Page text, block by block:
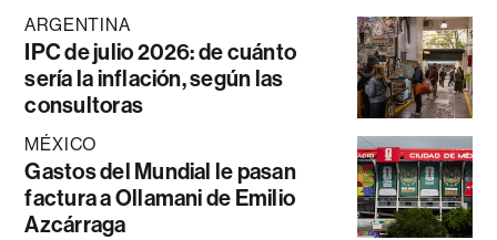
ARGENTINA
IPC de julio 2026: de cuánto
sería la inflación, según las
consultoras
MÉXICO
Gastos del Mundial le pasan
factura a Ollamani de Emilio
Azcárraga